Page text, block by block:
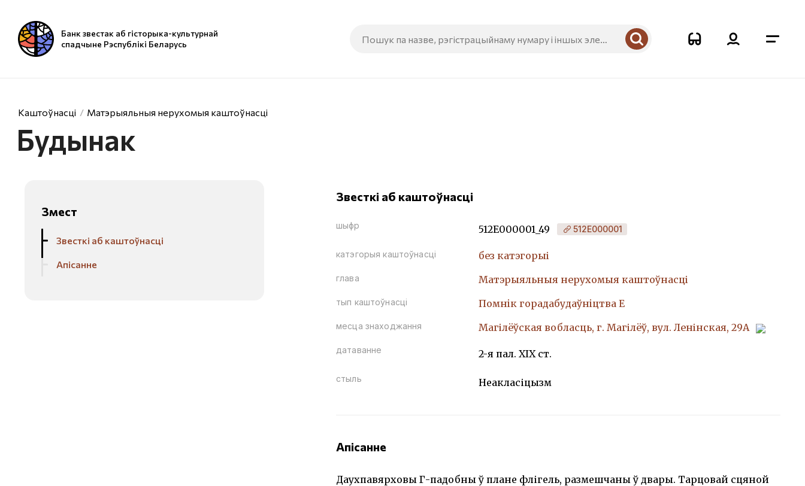
Банк звестак аб гісторыка-культурнай
спадчыне Рэспублікі Беларусь
Каштоўнасці Матэрыяльныя нерухомыя каштоўнасці
Будынак
Змест
Звесткі аб каштоўнасці
Апісанне
Звесткі аб каштоўнасці
шыфр 512Е000001_49 512Е000001
катэгорыя каштоўнасці без катэгорыі
глава Матэрыяльныя нерухомыя каштоўнасці
тып каштоўнасці Помнiк горадабудаўнiцтва Е
месца знаходжання Магілёўская вобласць, г. Магілёў, вул. Ленінская, 29А
датаванне 2-я пал. XIX ст.
стыль Неакласіцызм
Апісанне
Даухпавярховы Г-падобны ў плане флігель, размешчаны ў двары. Тарцовай сцяной